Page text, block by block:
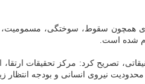
همچون سقوط، سوختگی،
شده است.
تصریح كرد: مركز تحقیقات
نیروی انسانی و بودجه انتظار